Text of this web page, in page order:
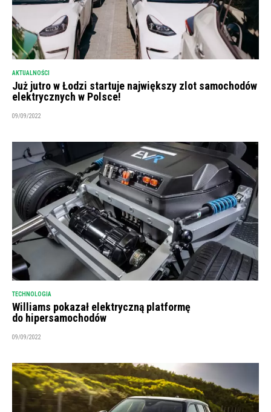
AKTUALNOŚCI
Już jutro w Łodzi startuje największy zlot samochodów
elektrycznych w Polsce!
09/09/2022
TECHNOLOGIA
Williams pokazał elektryczną platformę
do hipersamochodów
09/09/2022